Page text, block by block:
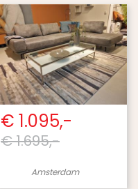
€ 1.095,-
€ 1.695,-
Amsterdam